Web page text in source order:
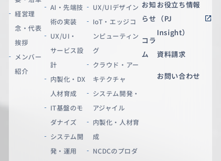
経営理
念・代表
挨拶
メンバー
紹介
AI・先端技
術の実装
UX/UI・
サービス設
計
内製化・DX
人材育成
IT基盤のモ
ダナイズ
システム開
発・運用
UX/UIデザイン
IoT・エッジコ
ンピューティン
グ
クラウド・アー
キテクチャ
システム開発・
アジャイル
内製化・人材育
成
NCDCのプロダ
お知
らせ
コラ
ム
お役立ち情報
（PJ
Insight）
資料請求
お問い合わせ